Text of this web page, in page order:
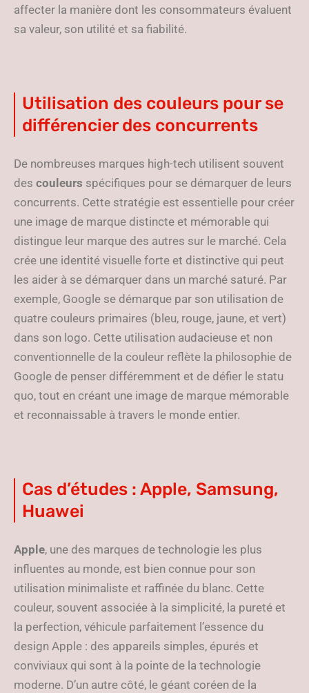
affecter la manière dont les consommateurs évaluent
sa valeur, son utilité et sa fiabilité.
Utilisation des couleurs pour se
différencier des concurrents
De nombreuses marques high-tech utilisent souvent
des couleurs spécifiques pour se démarquer de leurs
concurrents. Cette stratégie est essentielle pour créer
une image de marque distincte et mémorable qui
distingue leur marque des autres sur le marché. Cela
crée une identité visuelle forte et distinctive qui peut
les aider à se démarquer dans un marché saturé. Par
exemple, Google se démarque par son utilisation de
quatre couleurs primaires (bleu, rouge, jaune, et vert)
dans son logo. Cette utilisation audacieuse et non
conventionnelle de la couleur reflète la philosophie de
Google de penser différemment et de défier le statu
quo, tout en créant une image de marque mémorable
et reconnaissable à travers le monde entier.
Cas d’études : Apple, Samsung,
Huawei
Apple, une des marques de technologie les plus
influentes au monde, est bien connue pour son
utilisation minimaliste et raffinée du blanc. Cette
couleur, souvent associée à la simplicité, la pureté et
la perfection, véhicule parfaitement l’essence du
design Apple : des appareils simples, épurés et
conviviaux qui sont à la pointe de la technologie
moderne. D’un autre côté, le géant coréen de la